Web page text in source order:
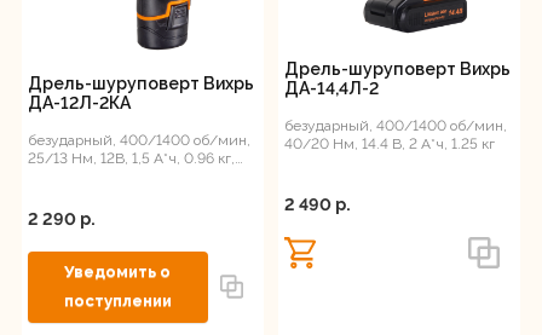
Дрель-шуруповерт Вихрь
ДА-12Л-2КА
безударный, 400/1400 об/мин,
25/13 Нм, 12В, 1,5 А*ч, 0.96 кг,
2 290 p.
Дрель-шуруповерт Вихрь
ДА-14,4Л-2
безударный, 400/1400 об/мин,
40/20 Нм, 14.4 В, 2 А*ч, 1.25 кг
2 490 p.